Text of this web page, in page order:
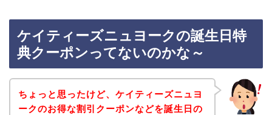
ケイティーズニュヨークの誕生日特
典クーポンってないのかな～
ちょっと思ったけど、ケイティーズニュヨ
ークのお得な割引クーポンなどを誕生日の